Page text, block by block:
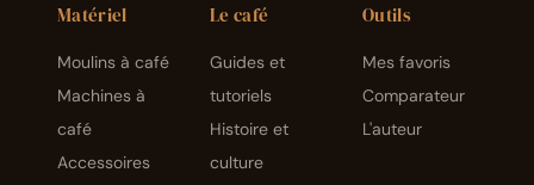
Matériel
Moulins à café
Machines à
café
Accessoires
Le café
Guides et
tutoriels
Histoire et
culture
Outils
Mes favoris
Comparateur
L'auteur